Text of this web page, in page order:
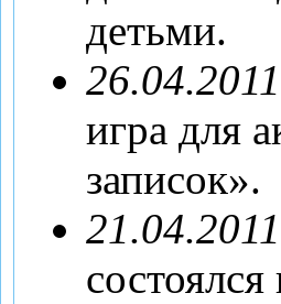
детьми.
игра для
записок».